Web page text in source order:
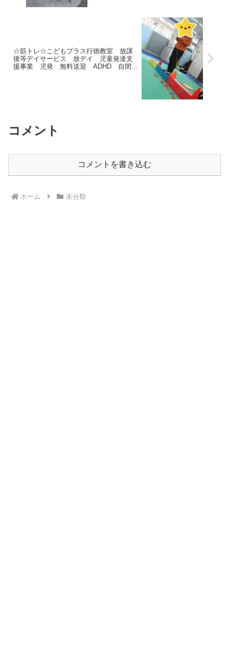
☆筋トレ☆こどもプラス行徳教室 放課
後等デイサービス 放デイ 児童発達支
援事業 児発 無料送迎 ADHD 自閉
コメント
コメントを書き込む
ホーム 未分類